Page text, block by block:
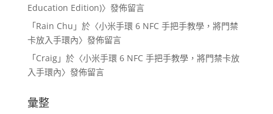
Education Edition)〉發佈留言
「Rain Chu 」於〈小米手環 6 NFC 手把手教學，將門禁
卡放入手環內〉發佈留言
「Craig」於〈小米手環 6 NFC 手把手教學，將門禁卡放
入手環內〉發佈留言
彙整